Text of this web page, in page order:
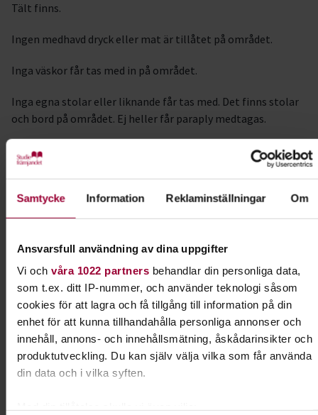
Samtycke Information Reklaminställningar Om
Ansvarsfull användning av dina uppgifter
Vi och våra 1022 partnersbehandlar din personliga data,
som t.ex. ditt IP-nummer, och använder teknologi såsom
cookies för att lagra och få tillgång till information på din
enhet för att kunna tillhandahålla personliga annonser och
innehåll, annons- och innehållsmätning, åskådarinsikter och
produktutveckling. Du kan själv välja vilka som får använda
din data och i vilka syften.
Tält finns.
Ingen medhavd dryck eller mat är tillåtet på området.
Inga väskor får tas med in på området.
Inga egna stolar eller liknande får tas med. Det finns stolar
och bord på området. Ej heller får paraply medtagas.
Hundar stannar hemma.
Rökning är inte tillåtet på området, ej heller i den
omedelbara närheten av området.
Mer info och biljetter; norrehus.se
Kontakt